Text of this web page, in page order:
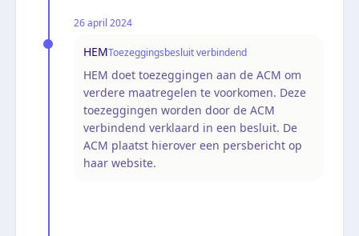
26 april 2024
HEMToezeggingsbesluit verbindend
HEM doet toezeggingen aan de ACM om
verdere maatregelen te voorkomen. Deze
toezeggingen worden door de ACM
verbindend verklaard in een besluit. De
ACM plaatst hierover een persbericht op
haar website.